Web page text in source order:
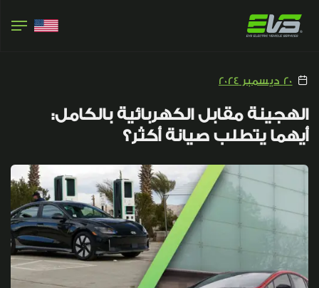
20 ديسمبر 2024
الهجينة مقابل الكهربائية بالكامل:
أيهما يتطلب صيانة أكثر؟